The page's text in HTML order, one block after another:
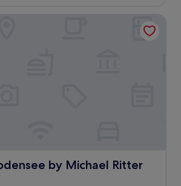
by Michael Ritter
by Michael Ritter